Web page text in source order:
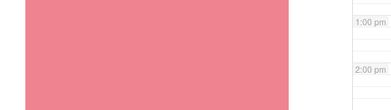
1:00 pm
2:00 pm